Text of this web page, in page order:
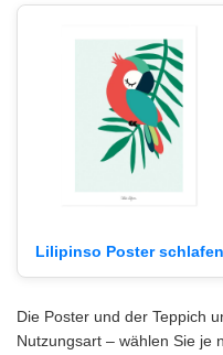
Lilipinso Poster
Die Poster und der Teppich
Nutzungsart – wählen Sie je